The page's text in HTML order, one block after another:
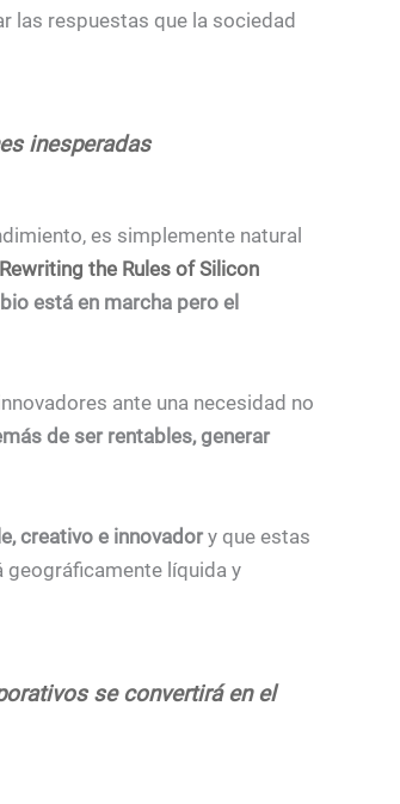
las respuestas que la sociedad
inesperadas
es simplemente natural
the Rules of Silicon
está en marcha pero el
ante una necesidad no
de ser rentables, generar
creativo e innovadory que estas
geográficamente líquida y
se convertirá en el